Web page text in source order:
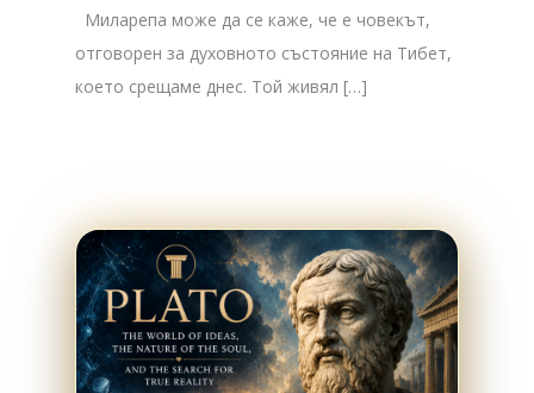
Миларепа може да се каже, че е човекът,
отговорен за духовното състояние на Тибет,
което срещаме днес. Той живял […]